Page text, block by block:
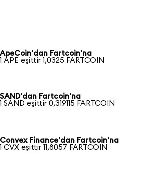
ApeCoin'dan Fartcoin'na
1 APE eşittir 1,0325 FARTCOIN
SAND'dan Fartcoin'na
1 SAND eşittir 0,319115 FARTCOIN
Convex Finance'dan Fartcoin'na
1 CVX eşittir 11,8057 FARTCOIN